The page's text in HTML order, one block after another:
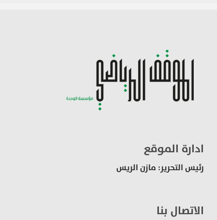
ادارة الموقع
رئيس التحرير: مازن الريس
الاتصال بنا